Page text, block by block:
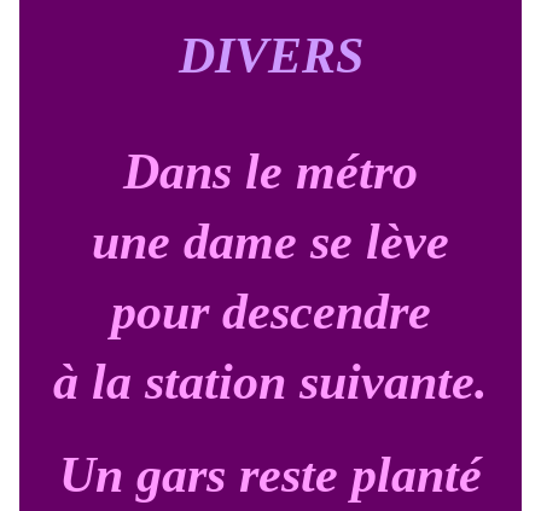
DIVERS
Dans le métro
une dame se lève
pour descendre
à la station suivante.
Un gars reste planté